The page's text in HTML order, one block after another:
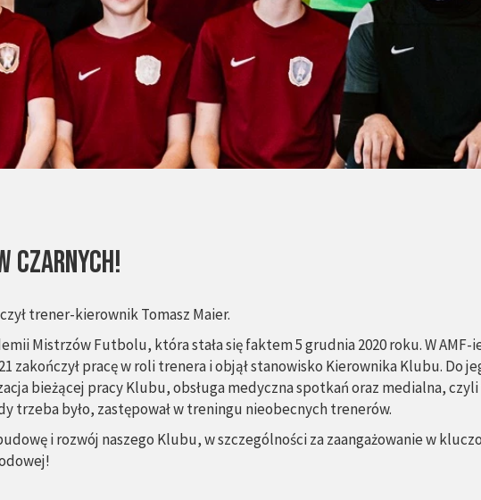
trener-kierownik Tomasz Maier.
Mistrzów Futbolu, która stała się faktem 5 grudnia 2020 roku. W
zakończył pracę w roli trenera i objął stanowisko Kierownika Klubu. Do
bieżącej pracy Klubu, obsługa medyczna spotkań oraz medialna,
trzeba było, zastępował w treningu nieobecnych trenerów.
i rozwój naszego Klubu, w szczególności za zaangażowanie w
Czarnych!